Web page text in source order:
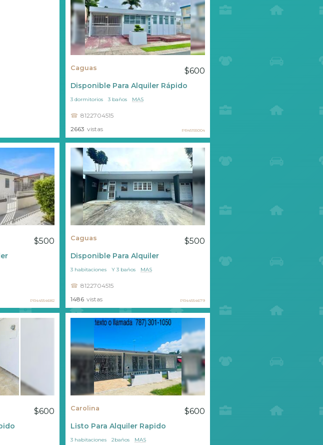
Caguas $600
Disponible Para Alquiler Rápido
8122704515
3 dormitorios 3 baños MAS
2663 vistas PR45155004
$500
PR44554682
Caguas $500
Disponible Para Alquiler
8122704515
3 habitaciones Y 3 baños MAS
1486 vistas PR44554679
$600 Carolina $600
Listo Para Alquiler Rapido
3 habitaciones 2baños MAS